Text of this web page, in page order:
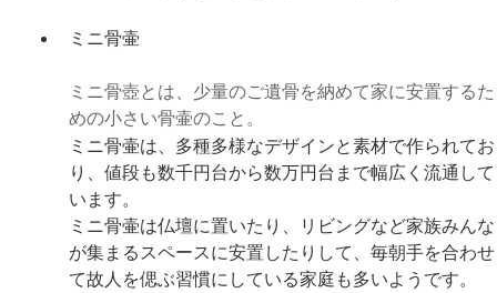
ミニ骨壷
ミニ骨壺とは、少量のご遺骨を納めて家に安置するた
めの小さい骨壷のこと。
ミニ骨壷は、多種多様なデザインと素材で作られてお
り、値段も数千円台から数万円台まで幅広く流通して
います。
ミニ骨壷は仏壇に置いたり、リビングなど家族みんな
が集まるスペースに安置したりして、毎朝手を合わせ
て故人を偲ぶ習慣にしている家庭も多いようです。